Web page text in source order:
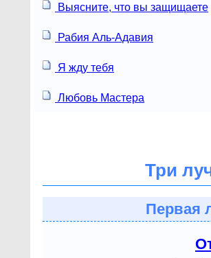
Выясните, что вы защищаете
Рабия Аль-Адавия
Я жду тебя
Любовь Мастера
Три
Первая